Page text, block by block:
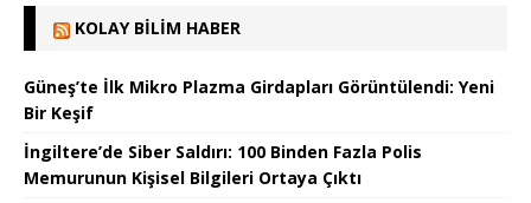
KOLAY BILIM HABER
Güneş’te İlk Mikro Plazma Girdapları Görüntülendi: Yeni
Bir Keşif
İngiltere’de Siber Saldırı: 100 Binden Fazla Polis
Memurunun Kişisel Bilgileri Ortaya Çıktı